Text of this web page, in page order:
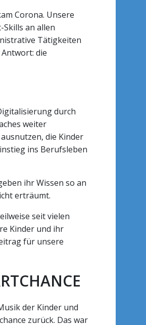
Corona. Unsere
an allen
Tätigkeiten
die
durch
weiter
die Kinder
ins Berufsleben
ihr Wissen so an
erträumt.
seit vielen
Kinder und ihr
für unsere
der Kinder und
zurück. Das war